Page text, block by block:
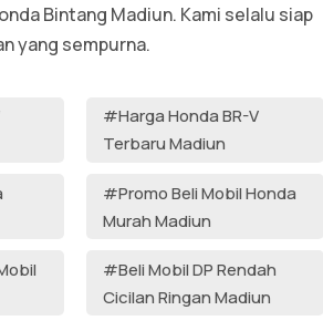
Bintang Madiun. Kami selalu siap
yang sempurna.
#Harga Honda BR-V
Terbaru Madiun
#Promo Beli Mobil Honda
Murah Madiun
#Beli Mobil DP Rendah
Cicilan Ringan Madiun